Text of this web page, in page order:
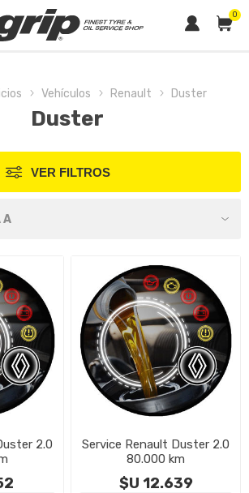
0
Vehículos Renault Duster
Duster
VER FILTROS
2.0
Service Renault Duster 2.0
80.000 km
$U 12.639